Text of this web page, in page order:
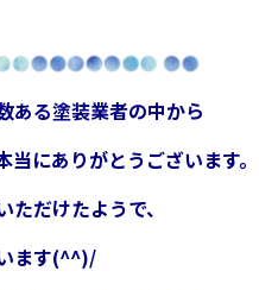
ある塗装業者の中から
当にありがとうございます。
だけたようで、
ます(^^)/